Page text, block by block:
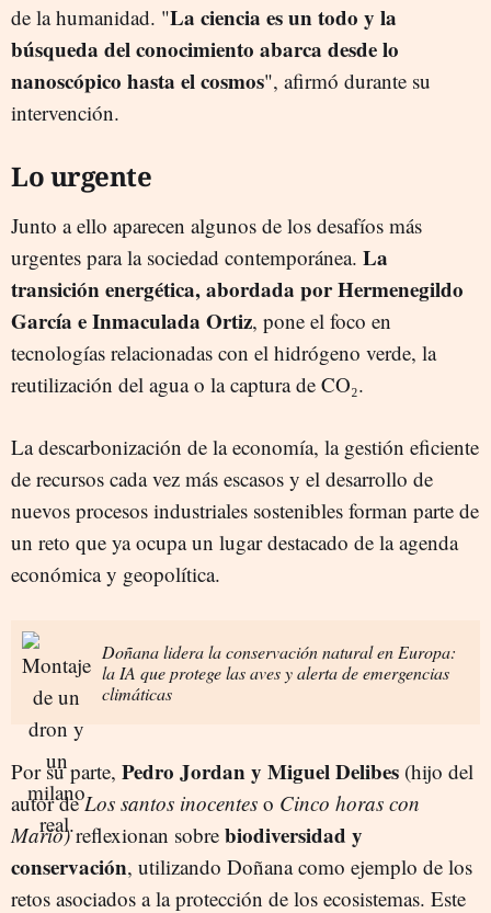
de la humanidad. "La ciencia es un todo y la
búsqueda del conocimiento abarca desde lo
nanoscópico hasta el cosmos", afirmó durante su
intervención.
Lo urgente
Junto a ello aparecen algunos de los desafíos más
urgentes para la sociedad contemporánea. La
transición energética, abordada por Hermenegildo
García e Inmaculada Ortiz, pone el foco en
tecnologías relacionadas con el hidrógeno verde, la
reutilización del agua o la captura de CO₂.
La descarbonización de la economía, la gestión eficiente
de recursos cada vez más escasos y el desarrollo de
nuevos procesos industriales sostenibles forman parte de
un reto que ya ocupa un lugar destacado de la agenda
económica y geopolítica.
Doñana lidera la conservación natural en Europa:
la IA que protege las aves y alerta de emergencias
climáticas
Por su parte, Pedro Jordan y Miguel Delibes (hijo del
autor deLos santos inocentes o Cinco horas con
Mario) reflexionan sobre biodiversidad y
conservación, utilizando Doñana como ejemplo de los
retos asociados a la protección de los ecosistemas. Este